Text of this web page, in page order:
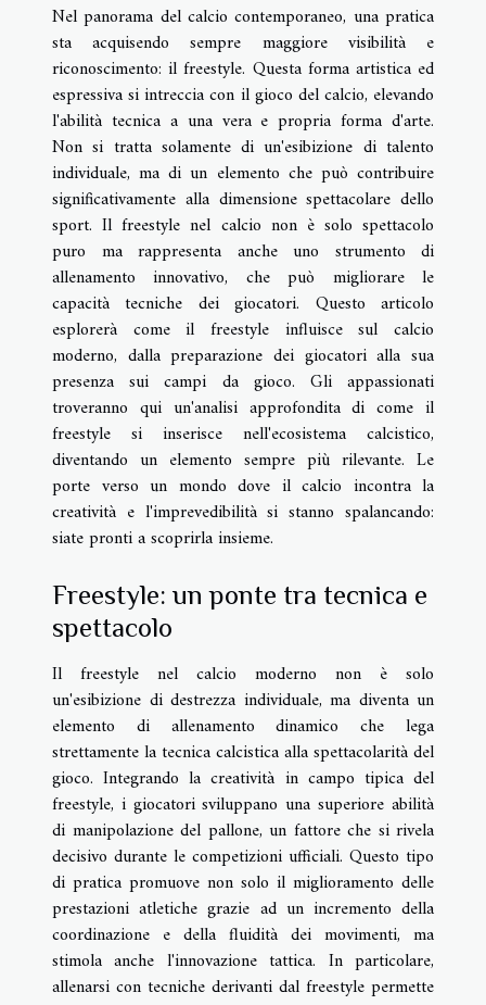
Nel panorama del calcio contemporaneo, una pratica
sta acquisendo sempre maggiore visibilità e
riconoscimento: il freestyle. Questa forma artistica ed
espressiva si intreccia con il gioco del calcio, elevando
l'abilità tecnica a una vera e propria forma d'arte.
Non si tratta solamente di un'esibizione di talento
individuale, ma di un elemento che può contribuire
significativamente alla dimensione spettacolare dello
sport. Il freestyle nel calcio non è solo spettacolo
puro ma rappresenta anche uno strumento di
allenamento innovativo, che può migliorare le
capacità tecniche dei giocatori. Questo articolo
esplorerà come il freestyle influisce sul calcio
moderno, dalla preparazione dei giocatori alla sua
presenza sui campi da gioco. Gli appassionati
troveranno qui un'analisi approfondita di come il
freestyle si inserisce nell'ecosistema calcistico,
diventando un elemento sempre più rilevante. Le
porte verso un mondo dove il calcio incontra la
creatività e l'imprevedibilità si stanno spalancando:
siate pronti a scoprirla insieme.
Freestyle: un ponte tra tecnica e
spettacolo
Il freestyle nel calcio moderno non è solo
un'esibizione di destrezza individuale, ma diventa un
elemento di allenamento dinamico che lega
strettamente la tecnica calcistica alla spettacolarità del
gioco. Integrando la creatività in campo tipica del
freestyle, i giocatori sviluppano una superiore abilità
di manipolazione del pallone, un fattore che si rivela
decisivo durante le competizioni ufficiali. Questo tipo
di pratica promuove non solo il miglioramento delle
prestazioni atletiche grazie ad un incremento della
coordinazione e della fluidità dei movimenti, ma
stimola anche l'innovazione tattica. In particolare,
allenarsi con tecniche derivanti dal freestyle permette